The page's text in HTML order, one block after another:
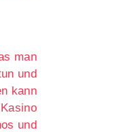
man
und
kann
Kasino
und